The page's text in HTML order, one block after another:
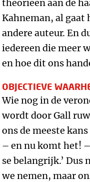
theorieën aan de
Kahneman, al gaat
andere auteur. En
iedereen die meer
en hoe dit ons
OBJECTIEVE
Wie nog in de
wordt door Gall
ons de meeste
– en nu komt het!
se belangrijk.’ Dus
we nemen, maar